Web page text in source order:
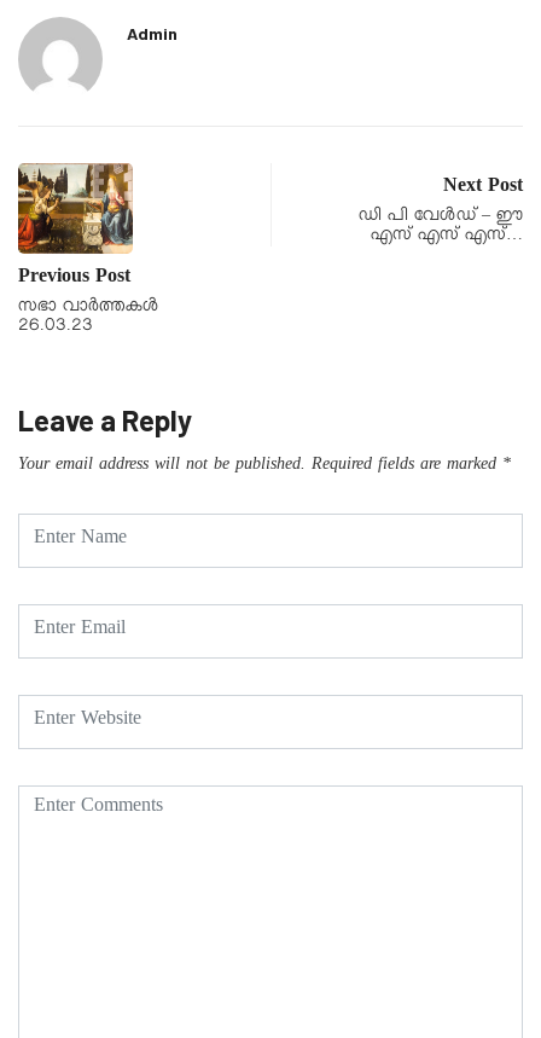
Admin
Previous Post
സഭാ വാർത്തകൾ
26.03.23
Next Post
ഡി പി വേൾഡ് – ഈ
എസ് എസ് എസ്…
Leave a Reply
Your email address will not be published. Required fields are marked *